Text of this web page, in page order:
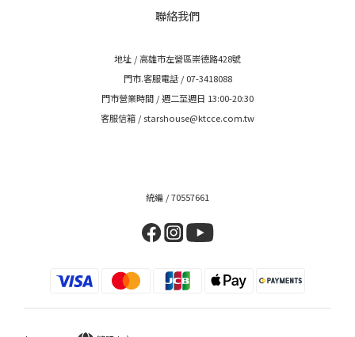
聯絡我們
地址 / 高雄市左營區崇德路428號
門市.客服電話 / 07-3418088
門市營業時間 / 週二至週日 13:00-20:30
客服信箱 / starshouse@ktcce.com.tw
統編 / 70557661